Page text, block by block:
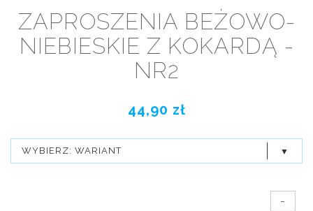
ZAPROSZENIA BEŻOWO-
NIEBIESKIE Z KOKARDĄ -
NR2
44,90 zł
WYBIERZ: WARIANT
-